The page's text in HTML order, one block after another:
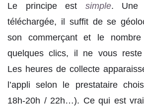
Le principe est simple. Une
téléchargée, il suffit de se
son commerçant et le
quelques clics, il ne vous reste
Les heures de collecte
l’appli selon le prestataire
18h-20h / 22h…). Ce qui est